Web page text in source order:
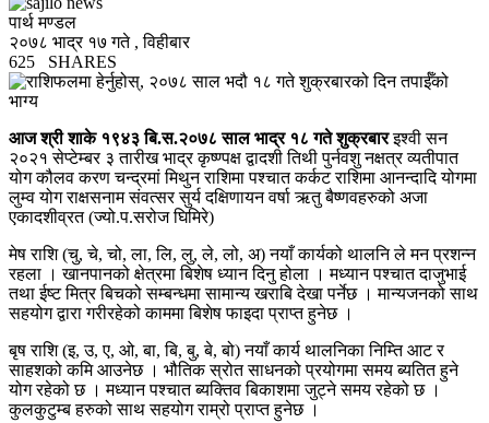
पार्थ मण्डल
२०७८ भाद्र १७ गते , विहीबार
625
SHARES
आज श्री शाके १९४३ बि.स.२०७८ साल भाद्र १८ गते शुक्रबारइश्वी सन
२०२१ सेप्टेम्बर ३ तारीख भाद्र कृष्ण्पक्ष द्वादशी तिथी पुर्नवशु नक्षत्र व्यतीपात
योग कौलव करण चन्द्रमां मिथुन राशिमा पश्चात कर्कट राशिमा आनन्दादि योगमा
लुम्व योग राक्षसनाम संवत्सर सुर्य दक्षिणायन वर्षा ऋतु बैष्णवहरुको अजा
एकादशीव्रत (ज्यो.प.सरोज घिमिरे)
मेष राशि (चु, चे, चो, ला, लि, लु, ले, लो, अ) नयाँ कार्यको थालनि ले मन प्रशन्न
रहला । खानपानको क्षेत्रमा बिशेष ध्यान दिनु होला । मध्यान पश्चात दाजुभाई
तथा ईष्ट मित्र बिचको सम्बन्धमा सामान्य खराबि देखा पर्नेछ । मान्यजनको साथ
सहयोग द्वारा गरीरहेको काममा बिशेष फाइदा प्राप्त हुनेछ ।
बृष राशि (इ, उ, ए, ओ, बा, बि, बु, बे, बो) नयाँ कार्य थालनिका निम्ति आट र
साहशको कमि आउनेछ । भौतिक स्रोत साधनको प्रयोगमा समय ब्यतित हुने
योग रहेको छ । मध्यान पश्चात ब्यक्तिव बिकाशमा जुट्ने समय रहेको छ ।
कुलकुटुम्ब हरुको साथ सहयोग राम्रो प्राप्त हुनेछ ।